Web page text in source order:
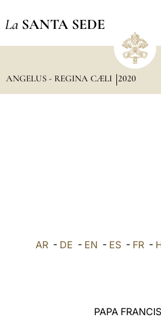
La SANTA SEDE
ANGELUS - REGINA CÆLI 2020
AR- DE - EN - ES- FR-
PAPA